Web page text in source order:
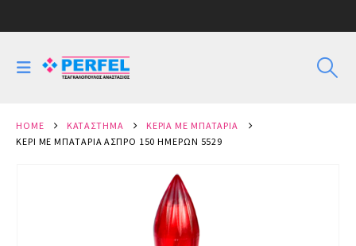
HOME ΚΑΤΆΣΤΗΜΑ
ΚΕΡΙΆ ΜΕ ΜΠΑΤΑΡΊΑ
ΚΕΡΊ ΜΕ ΜΠΑΤΑΡΊΑ ΆΣΠΡΟ 150 ΗΜΕΡΏΝ 5529